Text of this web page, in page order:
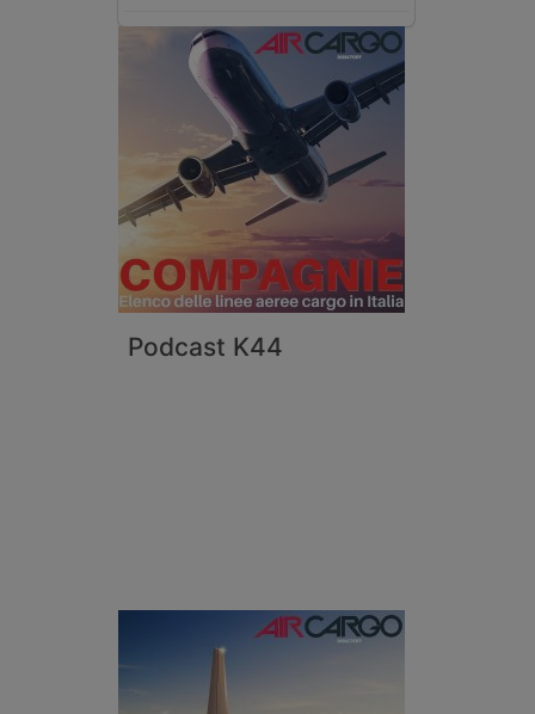
Podcast K44